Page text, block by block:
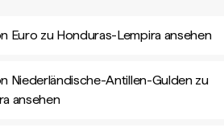
Euro zu Honduras-Lempira ansehen
Niederländische-Antillen-Gulden zu
ansehen